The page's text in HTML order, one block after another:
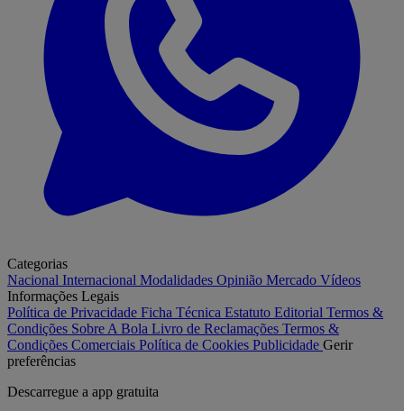
Categorias
Nacional Internacional Modalidades Opinião Mercado Vídeos
Informações Legais
Política de Privacidade Ficha Técnica Estatuto Editorial Termos &
Condições Sobre A Bola Livro de Reclamações Termos &
Condições Comerciais Política de Cookies Publicidade Gerir
preferências
Descarregue a app gratuita